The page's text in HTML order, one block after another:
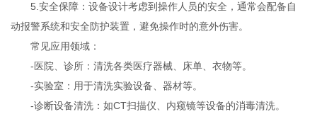
5.安全保障：设备设计考虑到操作人员的安全，通常会配备自
动报警系统和安全防护装置，避免操作时的意外伤害。
常见应用领域：
-医院、诊所：清洗各类医疗器械、床单、衣物等。
-实验室：用于清洗实验设备、器材等。
-诊断设备清洗：如CT扫描仪、内窥镜等设备的消毒清洗。